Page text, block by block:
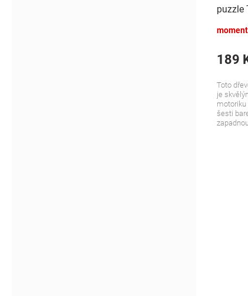
puzzle
189
Toto
je
motoriku
šesti